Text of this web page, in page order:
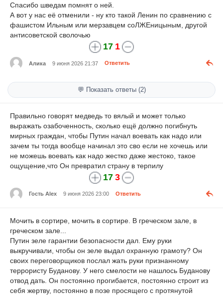
Спасибо шведам помнят о ней.
А вот у нас её отменили - ну кто такой Ленин по сравнению с
фашистом Ильным или мерзавцем соЛЖЕницыным, другой
антисоветской сволочью
17 1
Алика 9 июня 2026 21:37 Ответить
💬 Показать ответы (2)
Правильно говорят медведь то вялый и может только
выражать озабоченность, сколько ещё должно погибнуть
мирных граждан, чтобы Путин начал воевать как надо или
зачем ты тогда вообще начинал это сво если не хочешь или
не можешь воевать как надо жестко даже жестоко, такое
ощущение,что Он превратил страну в терпилу
17 3
Гость Alex 9 июня 2026 23:00 Ответить
Мочить в сортире, мочить в сортире. В греческом зале, в
греческом зале...
Путин зеле гарантии безопасности дал. Ему руки
выкручивали, чтобы он зеле выдал охранную грамоту? Он
своих переговорщиков послал жать руки признанному
террористу Буданову. У него смелости не нашлось Буданову
отвод дать. Он постоянно прогибается, постоянно строит из
себя жертву, постоянно в позе просящего с протянутой